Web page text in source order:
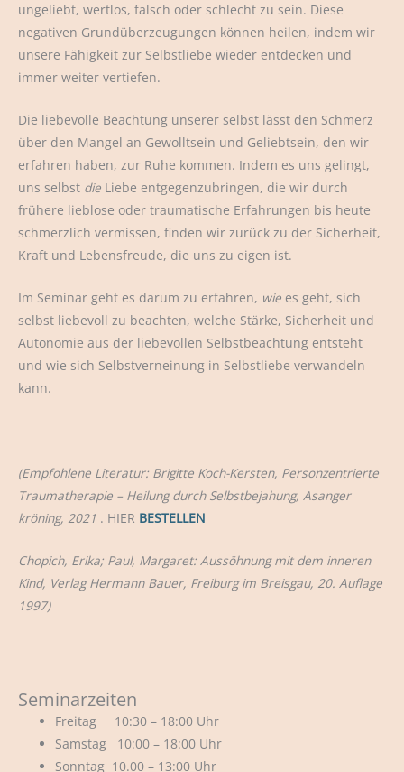
ungeliebt, wertlos, falsch oder schlecht zu sein. Diese
negativen Grundüberzeugungen können heilen, indem wir
unsere Fähigkeit zur Selbstliebe wieder entdecken und
immer weiter vertiefen.
Die liebevolle Beachtung unserer selbst lässt den Schmerz
über den Mangel an Gewolltsein und Geliebtsein, den wir
erfahren haben, zur Ruhe kommen. Indem es uns gelingt,
uns selbst die Liebe entgegenzubringen, die wir durch
frühere lieblose oder traumatische Erfahrungen bis heute
schmerzlich vermissen, finden wir zurück zu der Sicherheit,
Kraft und Lebensfreude, die uns zu eigen ist.
Im Seminar geht es darum zu erfahren, wie es geht, sich
selbst liebevoll zu beachten, welche Stärke, Sicherheit und
Autonomie aus der liebevollen Selbstbeachtung entsteht
und wie sich Selbstverneinung in Selbstliebe verwandeln
kann.
(Empfohlene Literatur: Brigitte Koch-Kersten, Personzentrierte
Traumatherapie – Heilung durch Selbstbejahung, Asanger
kröning, 2021 . HIER BESTELLEN
Chopich, Erika; Paul, Margaret: Aussöhnung mit dem inneren
Kind, Verlag Hermann Bauer, Freiburg im Breisgau, 20. Auflage
1997)
Seminarzeiten
Freitag 10:30 – 18:00 Uhr
Samstag 10:00 – 18:00 Uhr
Sonntag 10.00 – 13:00 Uhr